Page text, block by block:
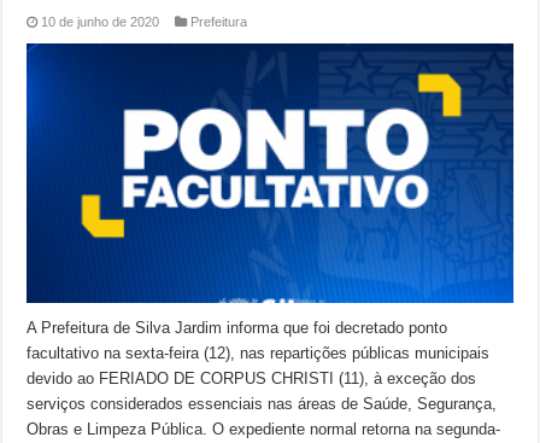
10 de junho de 2020 Prefeitura
A Prefeitura de Silva Jardim informa que foi decretado ponto
facultativo na sexta-feira (12), nas repartições públicas municipais
devido ao FERIADO DE CORPUS CHRISTI (11), à exceção dos
serviços considerados essenciais nas áreas de Saúde, Segurança,
Obras e Limpeza Pública. O expediente normal retorna na segunda-